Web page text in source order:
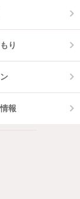
り
報